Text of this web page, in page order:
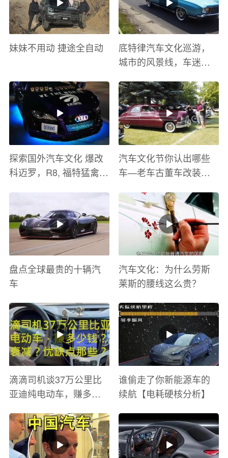
妹妹不用动 捷途全自动
底特律汽车文化巡游，
城市的风景线，车迷的
探索国外汽车文化 爆改
科迈罗，R8, 福特猛禽
汽车文化节你认出哪些
车—老车古董车改装车
盘点全球最贵的十辆汽
车
汽车文化：为什么劳斯
莱斯的腰线这么贵？
滴滴司机谈37万公里比
亚迪纯电动车，赚多少
有哪些？
谁偷走了你新能源车的
续航【电耗硬核分析】